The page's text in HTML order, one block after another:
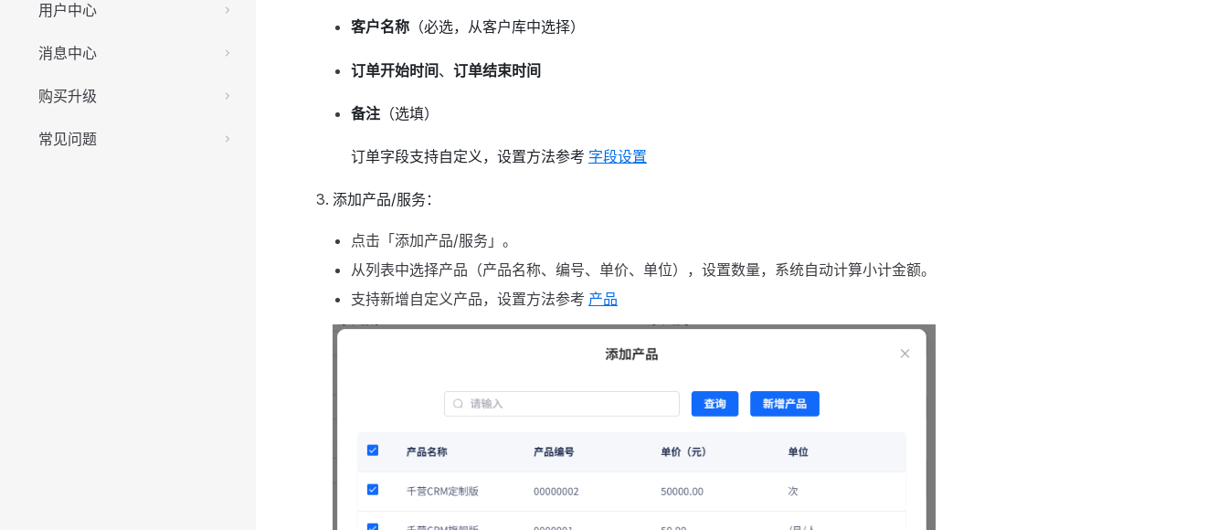
用户中心
消息中心
购买升级
常见问题
客户名称 （必选，从客户库中选择）
订单开始时间、 订单结束时间
备注 （选填）
订单字段支持自定义，设置方法参考 字段设置
添加产品/服务：
点击「添加产品/服务」。
从列表中选择产品（产品名称、编号、单价、单位），设置数量，系统自动计算小计金额。
支持新增自定义产品，设置方法参考 产品